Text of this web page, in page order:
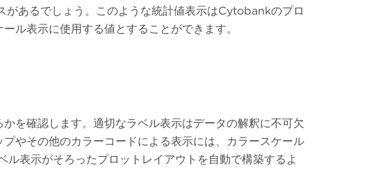
あるでしょう。このような統計値表示はCytobankのプロ
ル表示に使用する値とすることができます。
を確認します。適切なラベル表示はデータの解釈に不可欠
やその他のカラーコードによる表示には、カラースケール
表示がそろったプロットレイアウトを自動で構築するよ